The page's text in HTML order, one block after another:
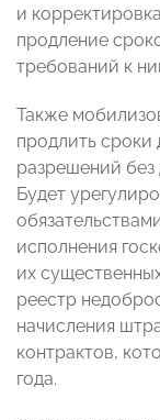
и
продление
требований к
Также
продлить
разрешений без
Будет
исполнения
их
реестр
начисления
контрактов,
года.